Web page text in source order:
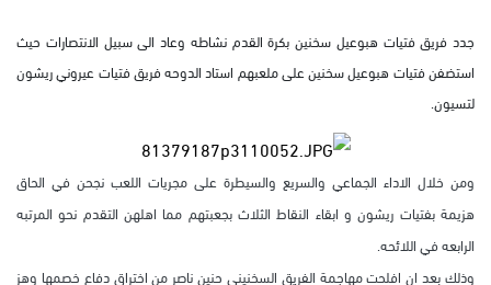
جدد فريق فتيات هبوعيل سخنين بكرة القدم نشاطه وعاد الى سبيل الانتصارات حيث
استضفن فتيات هبوعيل سخنين على ملعبهم استاد الدوحه فريق فتيات عيروني ريشون
لتسيون.
ومن خلال الاداء الجماعي والسريع والسيطرة على مجريات اللعب نجحن في الحاق
هزيمة بفتيات ريشون و ابقاء النقاط الثلاث بجعبتهم مما اهلهن التقدم نحو المرتبه
الرابعه في اللائحه.
وذلك بعد ان افلحت مهاجمة الفريق السخنيني حنين ناصر من اختراق دفاع خصمها وهز